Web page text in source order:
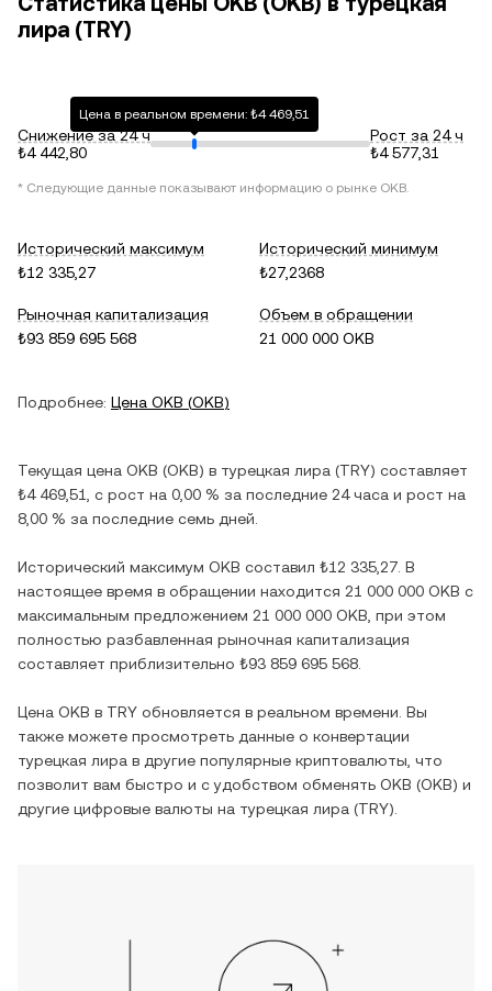
лира (TRY)
Снижение за 24 ч
₺4 442,80
Цена в реальном времени: ₺4 469,51
Рост за 24 ч
₺4 577,31
* Следующие данные показывают информацию о рынке OKB.
Исторический максимум
₺12 335,27
Исторический минимум
₺27,2368
Рыночная капитализация
₺93 859 695 568
Объем в обращении
21 000 000 OKB
Подробнее: Цена OKB (OKB)
Текущая цена OKB (OKB) в турецкая лира (TRY) составляет
₺4 469,51
, c рост на 0,00 % за последние 24 часа и рост на
8,00 % за последние семь дней.
Исторический максимум OKB составил ₺12 335,27 . В
настоящее время в обращении находится 21 000 000 OKB с
максимальным предложением 21 000 000 OKB , при этом
полностью разбавленная рыночная капитализация
составляет приблизительно ₺93 859 695 568
Цена OKB в TRY обновляется в реальном времени. Вы
также можете просмотреть данные о конвертации
турецкая лира в другие популярные криптовалюты, что
позволит вам быстро и с удобством обменять OKB (OKB) и
другие цифровые валюты на турецкая лира (TRY).